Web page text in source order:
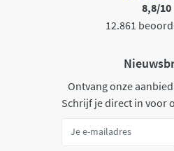
8,8/10
12.861
Ontvang onze
Schrijf je direct in voor